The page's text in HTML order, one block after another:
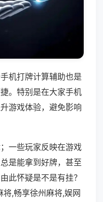
机打牌计算辅助也是
。特别是在大家手机
游戏体验，避免影响
一些玩家反映在游戏
是能拿到好牌，甚至
此怀疑是不是有挂？
,畅享徐州麻将,娱网